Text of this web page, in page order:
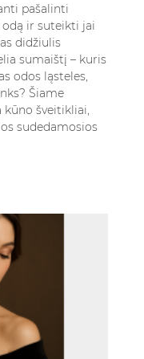
pašalinti
ir suteikti jai
didžiulis
sumaištį – kuris
odos ląsteles,
Šiame
šveitikliai,
sudedamosios